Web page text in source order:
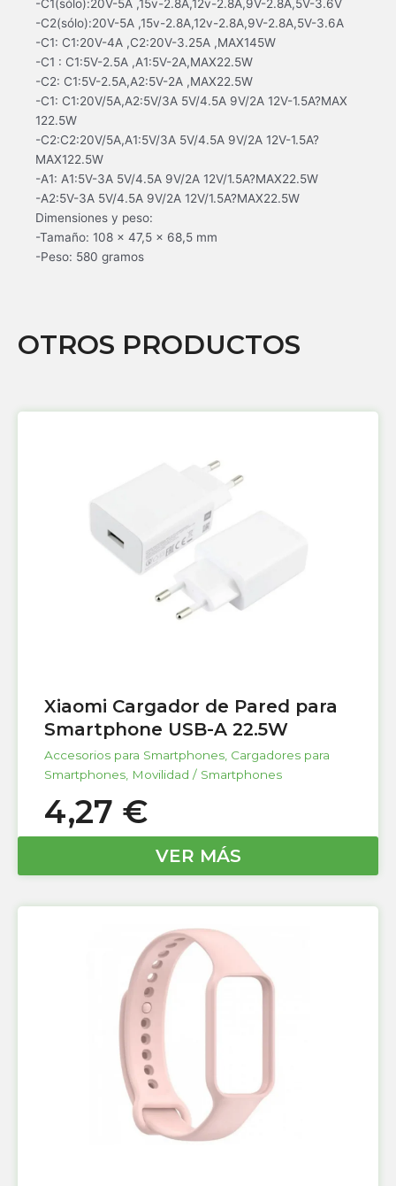
-C1(sólo):20V-5A ,15v-2.8A,12v-2.8A,9V-2.8A,5V-3.6V
-C2(sólo):20V-5A ,15v-2.8A,12v-2.8A,9V-2.8A,5V-3.6A
-C1: C1:20V-4A ,C2:20V-3.25A ,MAX145W
-C1 : C1:5V-2.5A ,A1:5V-2A,MAX22.5W
-C2: C1:5V-2.5A,A2:5V-2A ,MAX22.5W
-C1: C1:20V/5A,A2:5V/3A 5V/4.5A 9V/2A 12V-1.5A?MAX
122.5W
-C2:C2:20V/5A,A1:5V/3A 5V/4.5A 9V/2A 12V-1.5A?
MAX122.5W
-A1: A1:5V-3A 5V/4.5A 9V/2A 12V/1.5A?MAX22.5W
-A2:5V-3A 5V/4.5A 9V/2A 12V/1.5A?MAX22.5W
Dimensiones y peso:
-Tamaño: 108 x 47,5 x 68,5 mm
-Peso: 580 gramos
OTROS PRODUCTOS
Xiaomi Cargador de Pared para
Smartphone USB-A 22.5W
Accesorios para Smartphones, Cargadores para
Smartphones, Movilidad / Smartphones
4,27 €
VER MÁS